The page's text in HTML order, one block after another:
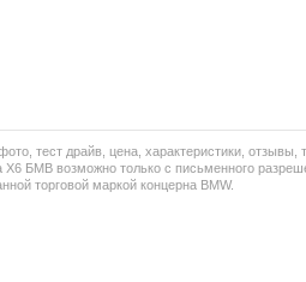
тест драйв, цена, характеристики, отзывы,
X6 БМВ возможно только с письменного
торговой маркой концерна BMW.